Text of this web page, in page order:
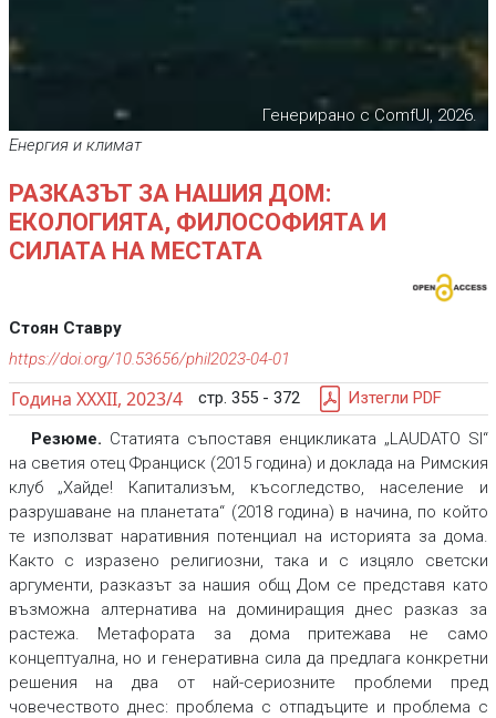
Генерирано с ComfUI, 2026.
Енергия и климат
РАЗКАЗЪТ ЗА НАШИЯ ДОМ:
ЕКОЛОГИЯТА, ФИЛОСОФИЯТА И
СИЛАТА НА МЕСТАТА
Стоян Ставру
https://doi.org/10.53656/phil2023-04-01
Година XXXII, 2023/4 стр. 355 - 372 Изтегли PDF
Резюме. Статията съпоставя енцикликата „LAUDATO SI“
на светия отец Франциск (2015 година) и доклада на Римския
клуб „Хайде! Капитализъм, късогледство, население и
разрушаване на планетата“ (2018 година) в начина, по който
те използват наративния потенциал на историята за дома.
Както с изразено религиозни, така и с изцяло светски
аргументи, разказът за нашия общ Дом се представя като
възможна алтернатива на доминиращия днес разказ за
растежа. Метафората за дома притежава не само
концептуална, но и генеративна сила да предлага конкретни
решения на два от най-сериозните проблеми пред
човечеството днес: проблема с отпадъците и проблема с